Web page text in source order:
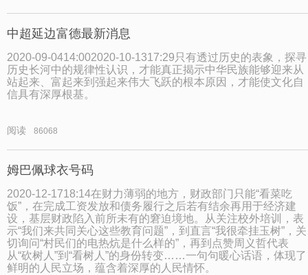
中超延边富德最新消息
2020-09-0414:002020-10-1317:29只有透过历史的表象，探寻
历史长河中的规律性认识，才能真正揭示中华民族能够迎来从
站起来、富起来到强起来伟大飞跃的根本原因，才能使文化自
信具有深厚根基。
阅读 86068
姆巴佩球衣号码
2020-12-1718:14在财力薄弱的地方，财政部门只能“看菜吃
饭”，在完成工资发放和债务履行之后若有结余再用于经济建
设，基层财政陷入前所未有的窘迫境地。从关注校外培训，表
示“我们来共同关心这些教育问题”，到直言“我很牵挂玉树”，关
切询问“村民们的电热炕是什么样的”，再到点赞周义哲代表
从“砍树人”到“看树人”的身份转变……一句句暖心话语，体现了
鲜明的人民立场，蕴含着深厚的人民情怀。